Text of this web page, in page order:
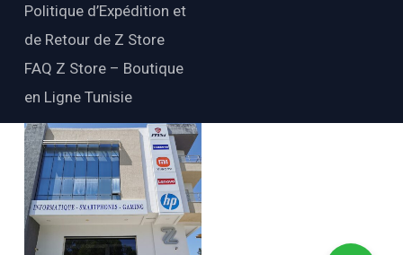
Politique d’Expédition et
de Retour de Z Store
FAQ Z Store – Boutique
en Ligne Tunisie